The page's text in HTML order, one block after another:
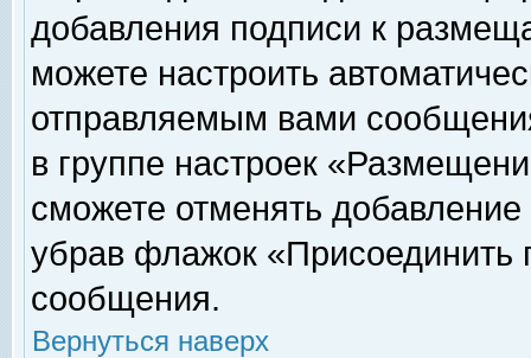
добавления подписи к
можете настроить
отправляемым вами
в группе настроек
сможете отменять
убрав флажок «Присоединить
сообщения.
Вернуться наверх